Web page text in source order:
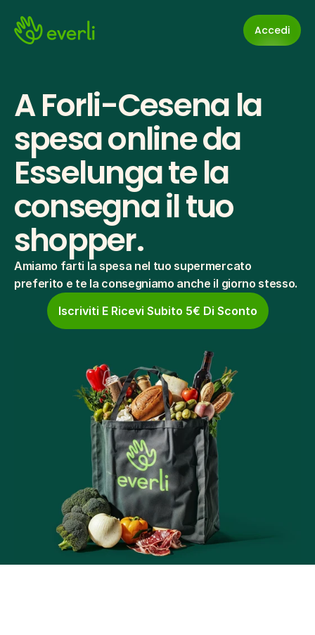
Accedi
A Forli-Cesena la
spesa online da
Esselunga te la
consegna il tuo
shopper.
Amiamo farti la spesa nel tuo supermercato
preferito e te la consegniamo anche il giorno stesso.
Iscriviti E Ricevi Subito 5€ Di Sconto